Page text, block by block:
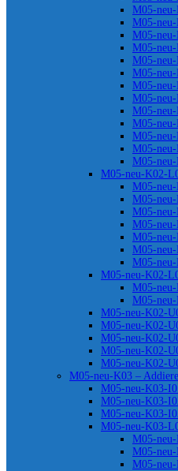
M05-
M05-
M05-
M05-
M05-
M05-
M05-
M05-
M05-
M05-
M05-
M05-
M05-
M05-neu-K02-
M05-
M05-
M05-
M05-
M05-
M05-
M05-
M05-neu-K02-
M05-
M05-
M05-neu-K02-
M05-neu-K02-
M05-neu-K02-
M05-neu-K02-
M05-neu-K02-
M05-neu-K03 –
M05-neu-K03-
M05-neu-K03-
M05-neu-K03-
M05-neu-K03-
M05-
M05-
M05-